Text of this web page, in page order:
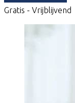
Gratis - Vrijblijvend